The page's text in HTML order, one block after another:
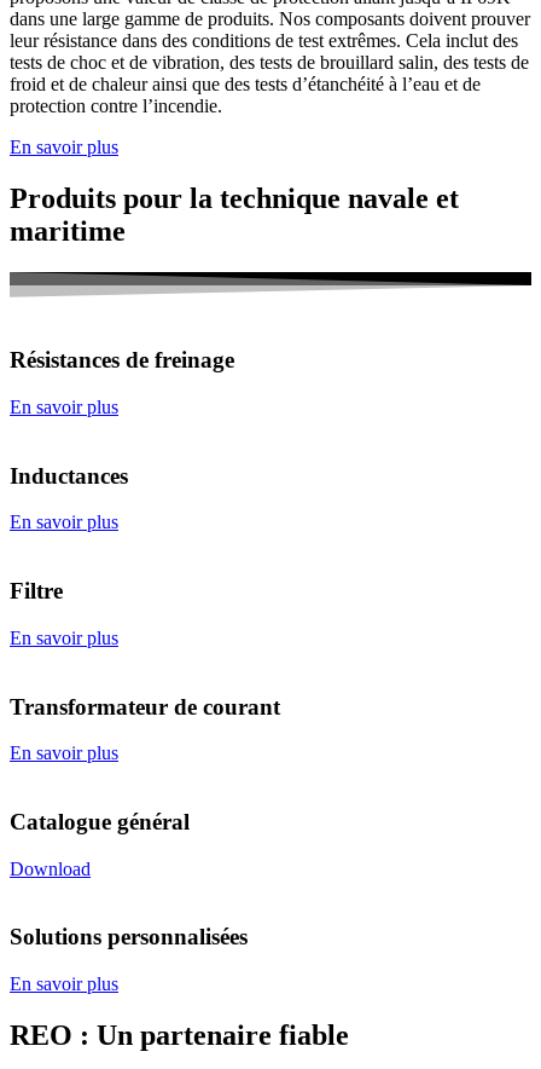
dans une large gamme de produits. Nos composants doivent prouver
leur résistance dans des conditions de test extrêmes. Cela inclut des
tests de choc et de vibration, des tests de brouillard salin, des tests de
froid et de chaleur ainsi que des tests d’étanchéité à l’eau et de
protection contre l’incendie.
En savoir plus
Produits pour la technique navale et
maritime
Résistances de freinage
En savoir plus
Inductances
En savoir plus
Filtre
En savoir plus
Transformateur de courant
En savoir plus
Catalogue général
Download
Solutions personnalisées
En savoir plus
REO : Un partenaire fiable